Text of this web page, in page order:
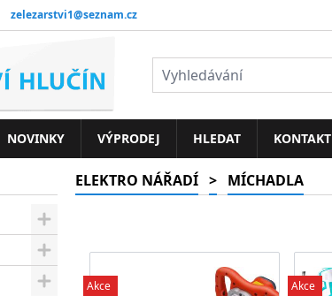
zelezarstvi1@seznam.cz
NOVINKY VÝPRODEJ HLEDAT KONTAKT
ELEKTRO NÁŘADÍ > MÍCHADLA
Akce Akce